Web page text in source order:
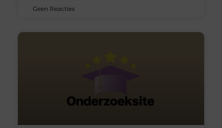
Geen Reacties